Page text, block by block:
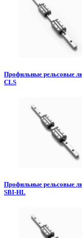
Профильные рельсовые
CLS
Профильные рельсовые
SBI-HL